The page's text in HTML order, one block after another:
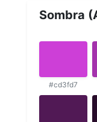
Sombra
#cd3fd7